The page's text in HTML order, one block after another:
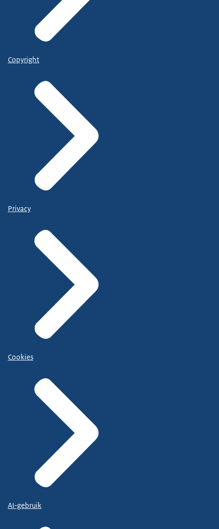
Copyright
Privacy
Cookies
AI-gebruik